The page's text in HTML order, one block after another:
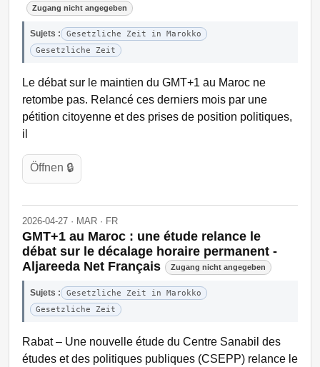
Zugang nicht angegeben
Sujets :
Gesetzliche Zeit in Marokko
Gesetzliche Zeit
Le débat sur le maintien du GMT+1 au Maroc ne
retombe pas. Relancé ces derniers mois par une
pétition citoyenne et des prises de position politiques,
il
Öffnen 🔒
2026-04-27 · MAR · FR
GMT+1 au Maroc : une étude relance le
débat sur le décalage horaire permanent -
Aljareeda Net Français
Zugang nicht angegeben
Sujets :
Gesetzliche Zeit in Marokko
Gesetzliche Zeit
Rabat – Une nouvelle étude du Centre Sanabil des
études et des politiques publiques (CSEPP) relance le